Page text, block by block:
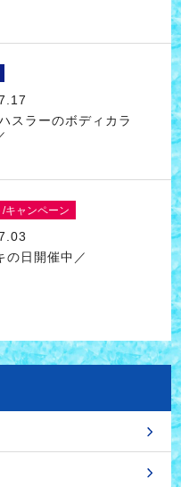
スラーのボディカラ
/キャンペーン
の日開催中／